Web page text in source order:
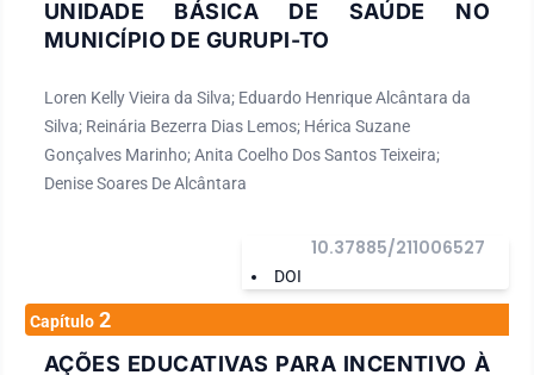
UNIDADE BÁSICA DE SAÚDE NO
MUNICÍPIO DE GURUPI-TO
Loren Kelly Vieira da Silva; Eduardo Henrique Alcântara da
Silva; Reinária Bezerra Dias Lemos; Hérica Suzane
Gonçalves Marinho; Anita Coelho Dos Santos Teixeira;
Denise Soares De Alcântara
DOI
10.37885/211006527
Capítulo 2
AÇÕES EDUCATIVAS PARA INCENTIVO À